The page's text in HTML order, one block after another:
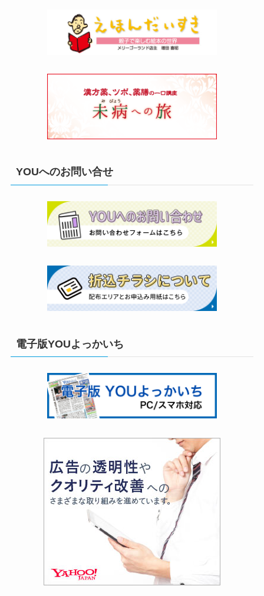
YOUへのお問い合せ
電子版YOUよっかいち